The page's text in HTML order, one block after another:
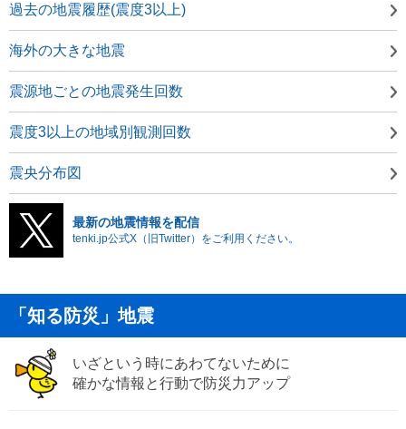
過去の地震履歴(震度3以上)
海外の大きな地震
震源地ごとの地震発生回数
震度3以上の地域別観測回数
震央分布図
最新の地震情報を配信
tenki.jp公式X（旧Twitter）をご利用ください。
「知る防災」地震
いざという時にあわてないために
確かな情報と行動で防災力アップ